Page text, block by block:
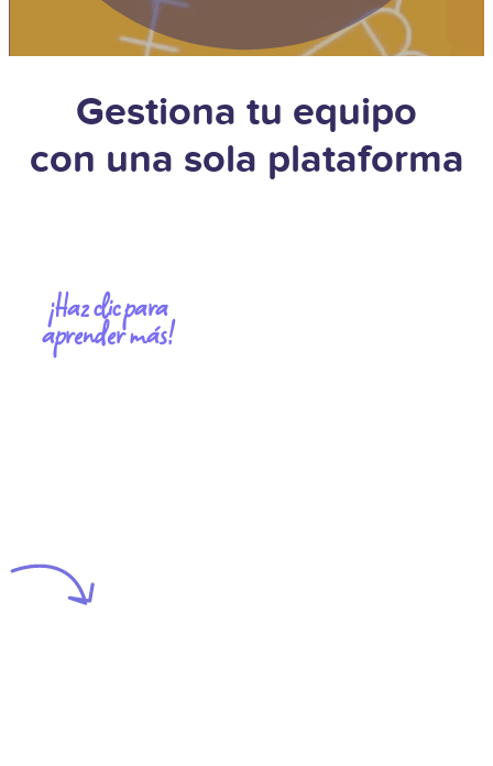
Gestiona tu equipo
con una sola plataforma
¡Haz clic para
aprender más!